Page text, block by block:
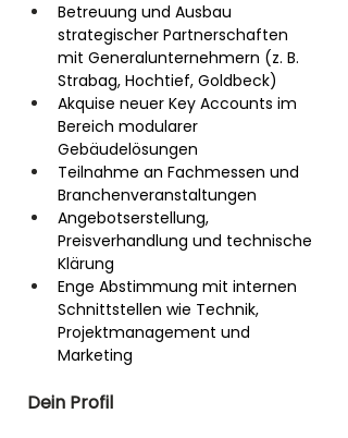
Betreuung und Ausbau
strategischer Partnerschaften
mit Generalunternehmern (z. B.
Strabag, Hochtief, Goldbeck)
Akquise neuer Key Accounts im
Bereich modularer
Gebäudelösungen
Teilnahme an Fachmessen und
Branchenveranstaltungen
Angebotserstellung,
Preisverhandlung und technische
Klärung
Enge Abstimmung mit internen
Schnittstellen wie Technik,
Projektmanagement und
Marketing
Dein Profil